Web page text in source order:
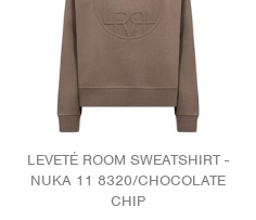
LEVETÉ ROOM SWEATSHIRT -
NUKA 11 8320/CHOCOLATE
CHIP